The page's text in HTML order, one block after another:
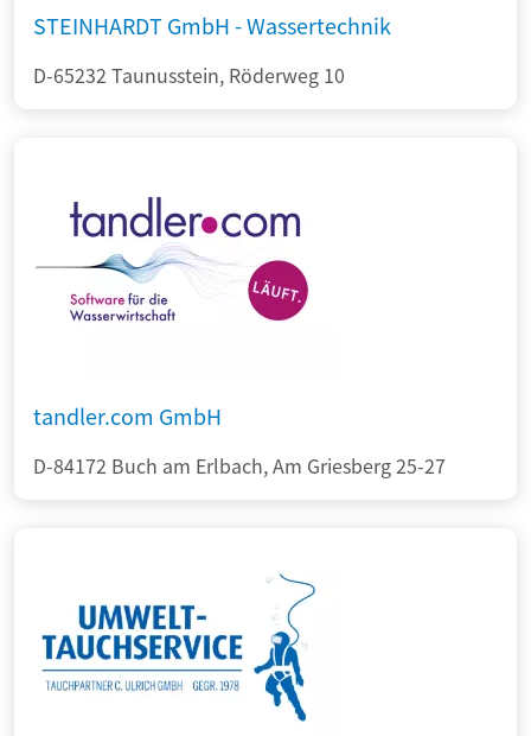
STEINHARDT GmbH - Wassertechnik
D-65232 Taunusstein, Röderweg 10
tandler.com GmbH
D-84172 Buch am Erlbach, Am Griesberg 25-27